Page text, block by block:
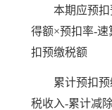
本期应预扣
得额×预扣率-速
扣预缴税额
累计预扣预
税收入-累计减